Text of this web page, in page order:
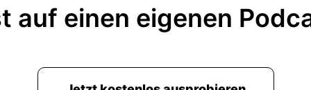
auf einen eigenen